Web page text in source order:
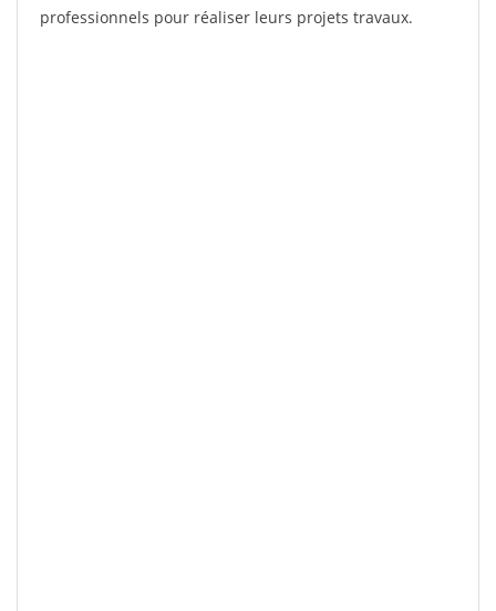
professionnels pour réaliser leurs projets travaux.